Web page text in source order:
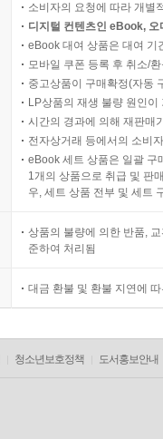
소비자의 요청에 따라 개별
디지털 컨텐츠인 eBook,
eBook 대여 상품은 대여 기
모바일 쿠폰 등록 후 취소/
중고상품이 구매확정(자동
LP상품의 재생 불량 원인
시간의 경과에 의해 재판매
전자상거래 등에서의 소비
eBook 세트 상품은 일괄 구
1개의 상품으로 취급 및 판
우, 세트 상품 전부 및 세트
상품의 불량에 의한 반품,
준하여 처리됨
대금 환불 및 환불 지연에
청소년보호정책 도서홍보안내